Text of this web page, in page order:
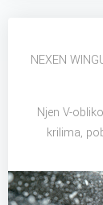
NEXEN
Njen V-
krilima,